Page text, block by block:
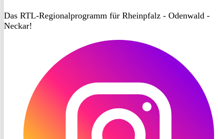
Das RTL-Regionalprogramm für Rheinpfalz - Odenwald -
Neckar!
Instagram